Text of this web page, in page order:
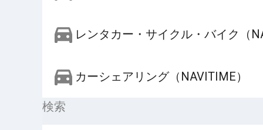
レンタカー・サイクル・バイク（
カーシェアリング（NAVITIME）
検索